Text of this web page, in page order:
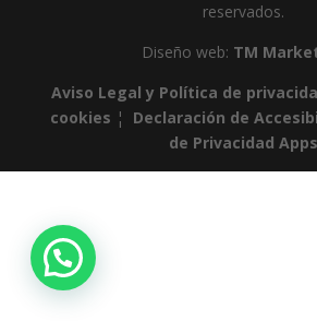
reservados.
Diseño web: TM
Aviso Legal y Política de
cookies ¦ Declaración de
de Privacidad Apps